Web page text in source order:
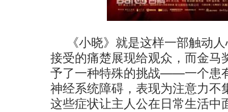
《小晓》就是这样一部触动
接受的痛楚展现给观众，而金
予了一种特殊的挑战——一个患
神经系统障碍，表现为注意力
这些症状让主人公在日常生活中